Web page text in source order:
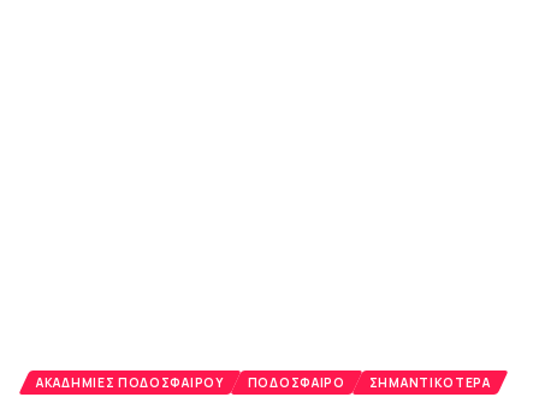
ΑΚΑΔΗΜΊΕΣ ΠΟΔΟΣΦΑΊΡΟΥ ΠΟΔΌΣΦΑΙΡΟ ΣΗΜΑΝΤΙΚΌΤΕΡΑ